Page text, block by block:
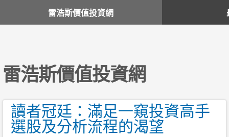
雷浩斯價值投資網
雷浩斯價值投資網
讀者冠廷：滿足一窺投資高手
選股及分析流程的渴望